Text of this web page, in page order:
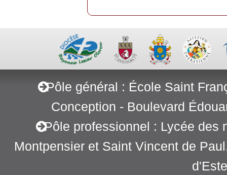
Pôle général : École Saint
Conception - Boulevard
Pôle professionnel : Lycée des
Montpensier et Saint Vincent de